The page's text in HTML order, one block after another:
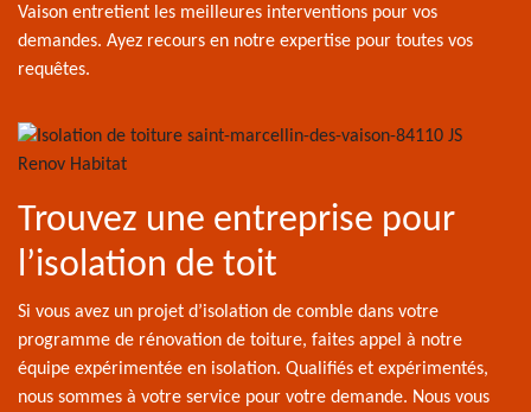
Vaison entretient les meilleures interventions pour vos
demandes. Ayez recours en notre expertise pour toutes vos
requêtes.
Trouvez une entreprise pour
l’isolation de toit
Si vous avez un projet d’isolation de comble dans votre
programme de rénovation de toiture, faites appel à notre
équipe expérimentée en isolation. Qualifiés et expérimentés,
nous sommes à votre service pour votre demande. Nous vous